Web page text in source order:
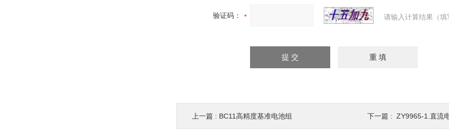
验证码： 请输入计算结果（
上一篇 : BC11高精度基准电池组 下一篇 : ZY9965-1.直流电阻